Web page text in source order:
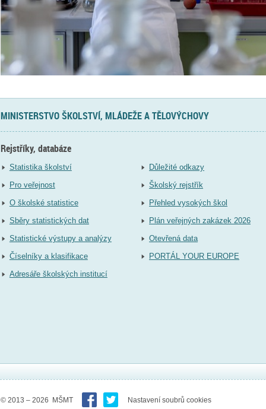
MINISTERSTVO ŠKOLSTVÍ, MLÁDEŽE A TĚLOVÝCHOVY
Rejstříky, databáze
Statistika školství
Pro veřejnost
O školské statistice
Sběry statistických dat
Statistické výstupy a analýzy
Číselníky a klasifikace
Adresáře školských institucí
Důležité odkazy
Školský rejstřík
Přehled vysokých škol
Plán veřejných zakázek 2026
Otevřená data
PORTÁL YOUR EUROPE
© 2013 – 2026 MŠMT Nastavení soubrů cookies